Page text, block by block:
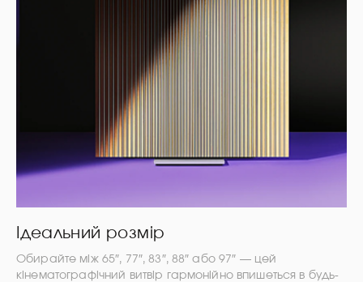
Ідеальний розмір
Обирайте між 65″, 77″, 83″, 88″ або 97″ — цей
кінематографічний витвір гармонійно впишеться в будь-